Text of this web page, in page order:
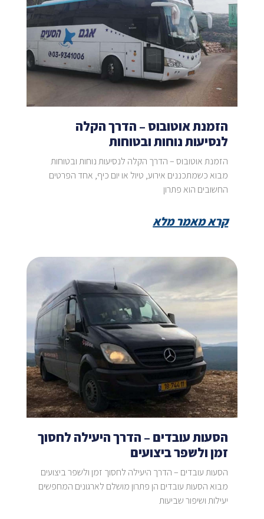
הזמנת אוטובוס – הדרך הקלה
לנסיעות נוחות ובטוחות
הזמנת אוטובוס – הדרך הקלה לנסיעות נוחות ובטוחות
מבוא כשמתכננים אירוע, טיול או יום כיף, אחד הפרטים
החשובים הוא פתרון
קרא מאמר מלא
הסעות עובדים – הדרך היעילה לחסוך
זמן ולשפר ביצועים
הסעות עובדים – הדרך היעילה לחסוך זמן ולשפר ביצועים
מבוא הסעות עובדים הן פתרון מושלם לארגונים המחפשים
יעילות ושיפור שביעות